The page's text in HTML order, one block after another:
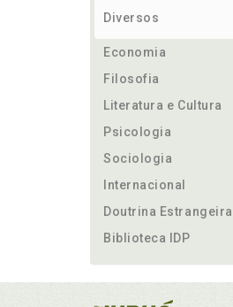
Diversos
Economia
Filosofia
Literatura e Cultura
Psicologia
Sociologia
Internacional
Doutrina Estrangeira
Biblioteca IDP